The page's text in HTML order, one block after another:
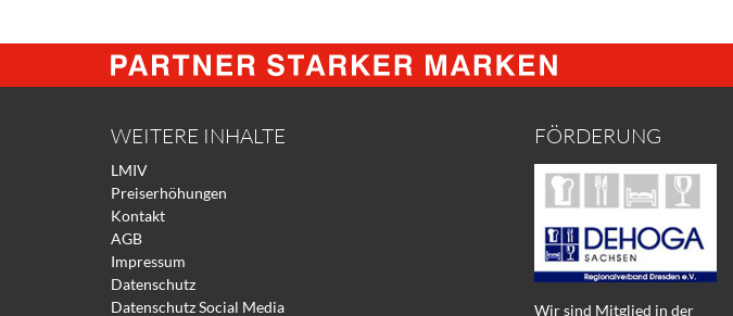
WEITERE INHALTE
LMIV
Preiserhöhungen
Kontakt
AGB
Impressum
Datenschutz
Datenschutz Social Media
FÖRDERUNG
Wir sind Mitglied in der